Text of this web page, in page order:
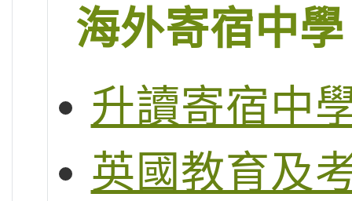
海外寄宿中學
升讀寄宿中
英國教育及